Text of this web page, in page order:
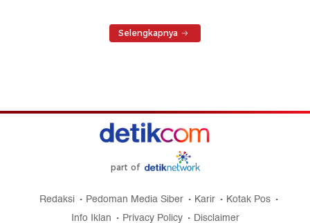
Selengkapnya
part of
Redaksi Pedoman Media Siber Karir
Kotak Pos
Info Iklan
Privacy Policy Disclaimer